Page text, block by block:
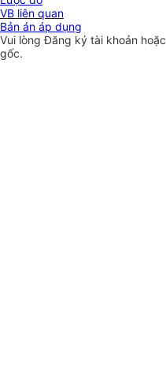
VB liên quan
Bản án áp dụng
Vui lòngĐăng ký tài khoản hoặc
gốc.